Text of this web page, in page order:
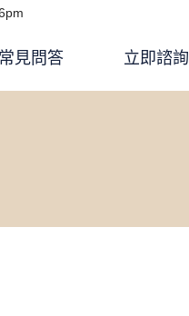
常見問答 立即諮詢